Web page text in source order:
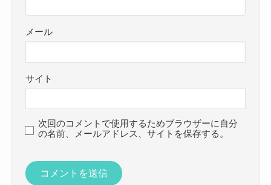
メール
サイト
次回のコメントで使用するためブラウザーに自分
の名前、メールアドレス、サイトを保存する。